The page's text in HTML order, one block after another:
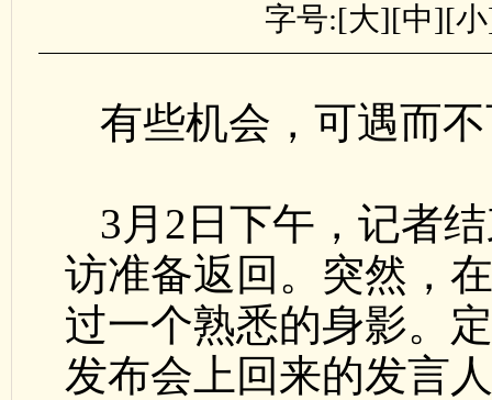
字号:[大][中][小
有些机会，可遇而
3月2日下午，记者
访准备返回。突然，
过一个熟悉的身影。
发布会上回来的发言